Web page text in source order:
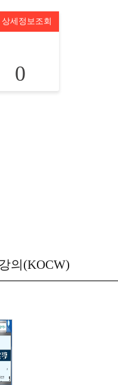
상세정보조회
0
의(KOCW)